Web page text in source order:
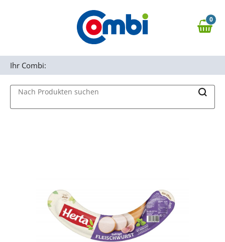
Zur Navigation springen
0,00 €
0
Nach Produkten suchen
Ihr Combi: